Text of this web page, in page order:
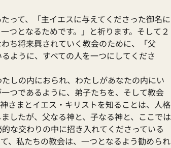
って、「主イエスに与えてくださった御名に
つとなるためです。」と祈ります。そして２
ち将来興されていく教会のために、「父
ように、すべての人を一つにしてくださ
しの内におられ、わたしがあなたの内にい
つであるように、弟子たちを、そして教会
さまとイエス・キリストを知ることは、人格
したが、父なる神と、子なる神と、ここでは
な交わりの中に招き入れてくださっている
、私たちの教会は、一つとなるよう勧められ